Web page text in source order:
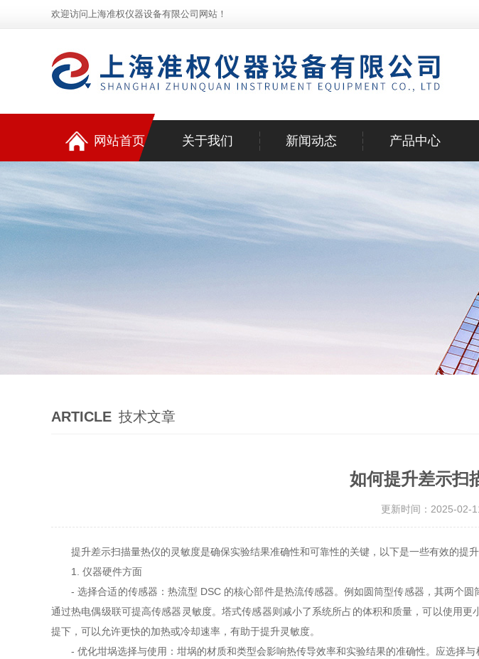
欢迎访问上海准权仪器设备有限公司网站！
网站首页 关于我们 新闻动态 产品中心
ARTICLE 技术文章
如何提升差示扫
更新时间：2025-02-
提升差示扫描量热仪的灵敏度是确保实验结果准确性和可靠性的关键，以下是一些有效的提升
1. 仪器硬件方面
- 选择合适的传感器：热流型 DSC 的核心部件是热流传感器。例如圆筒型传感器，其两个圆
通过热电偶级联可提高传感器灵敏度。塔式传感器则减小了系统所占的体积和质量，可以使用
提下，可以允许更快的加热或冷却速率，有助于提升灵敏度。
- 优化坩埚选择与使用：坩埚的材质和类型会影响热传导效率和实验结果的准确性。应选择与